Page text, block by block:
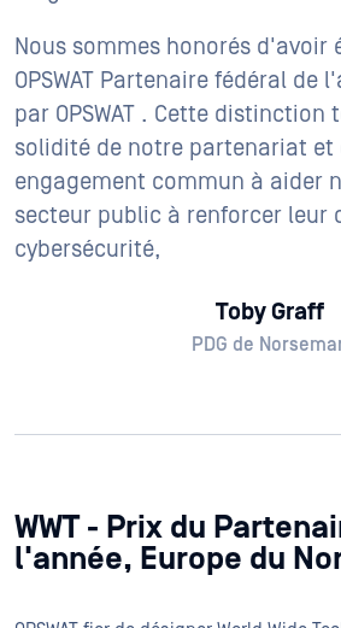
Nous sommes honorés d'avoir
OPSWAT Partenaire fédéral de
par OPSWAT . Cette distinction
solidité de notre partenariat et
engagement commun à aider
secteur public à renforcer leur
cybersécurité,
Toby Graff
PDG de
WWT - Prix du
l'année, Europe du